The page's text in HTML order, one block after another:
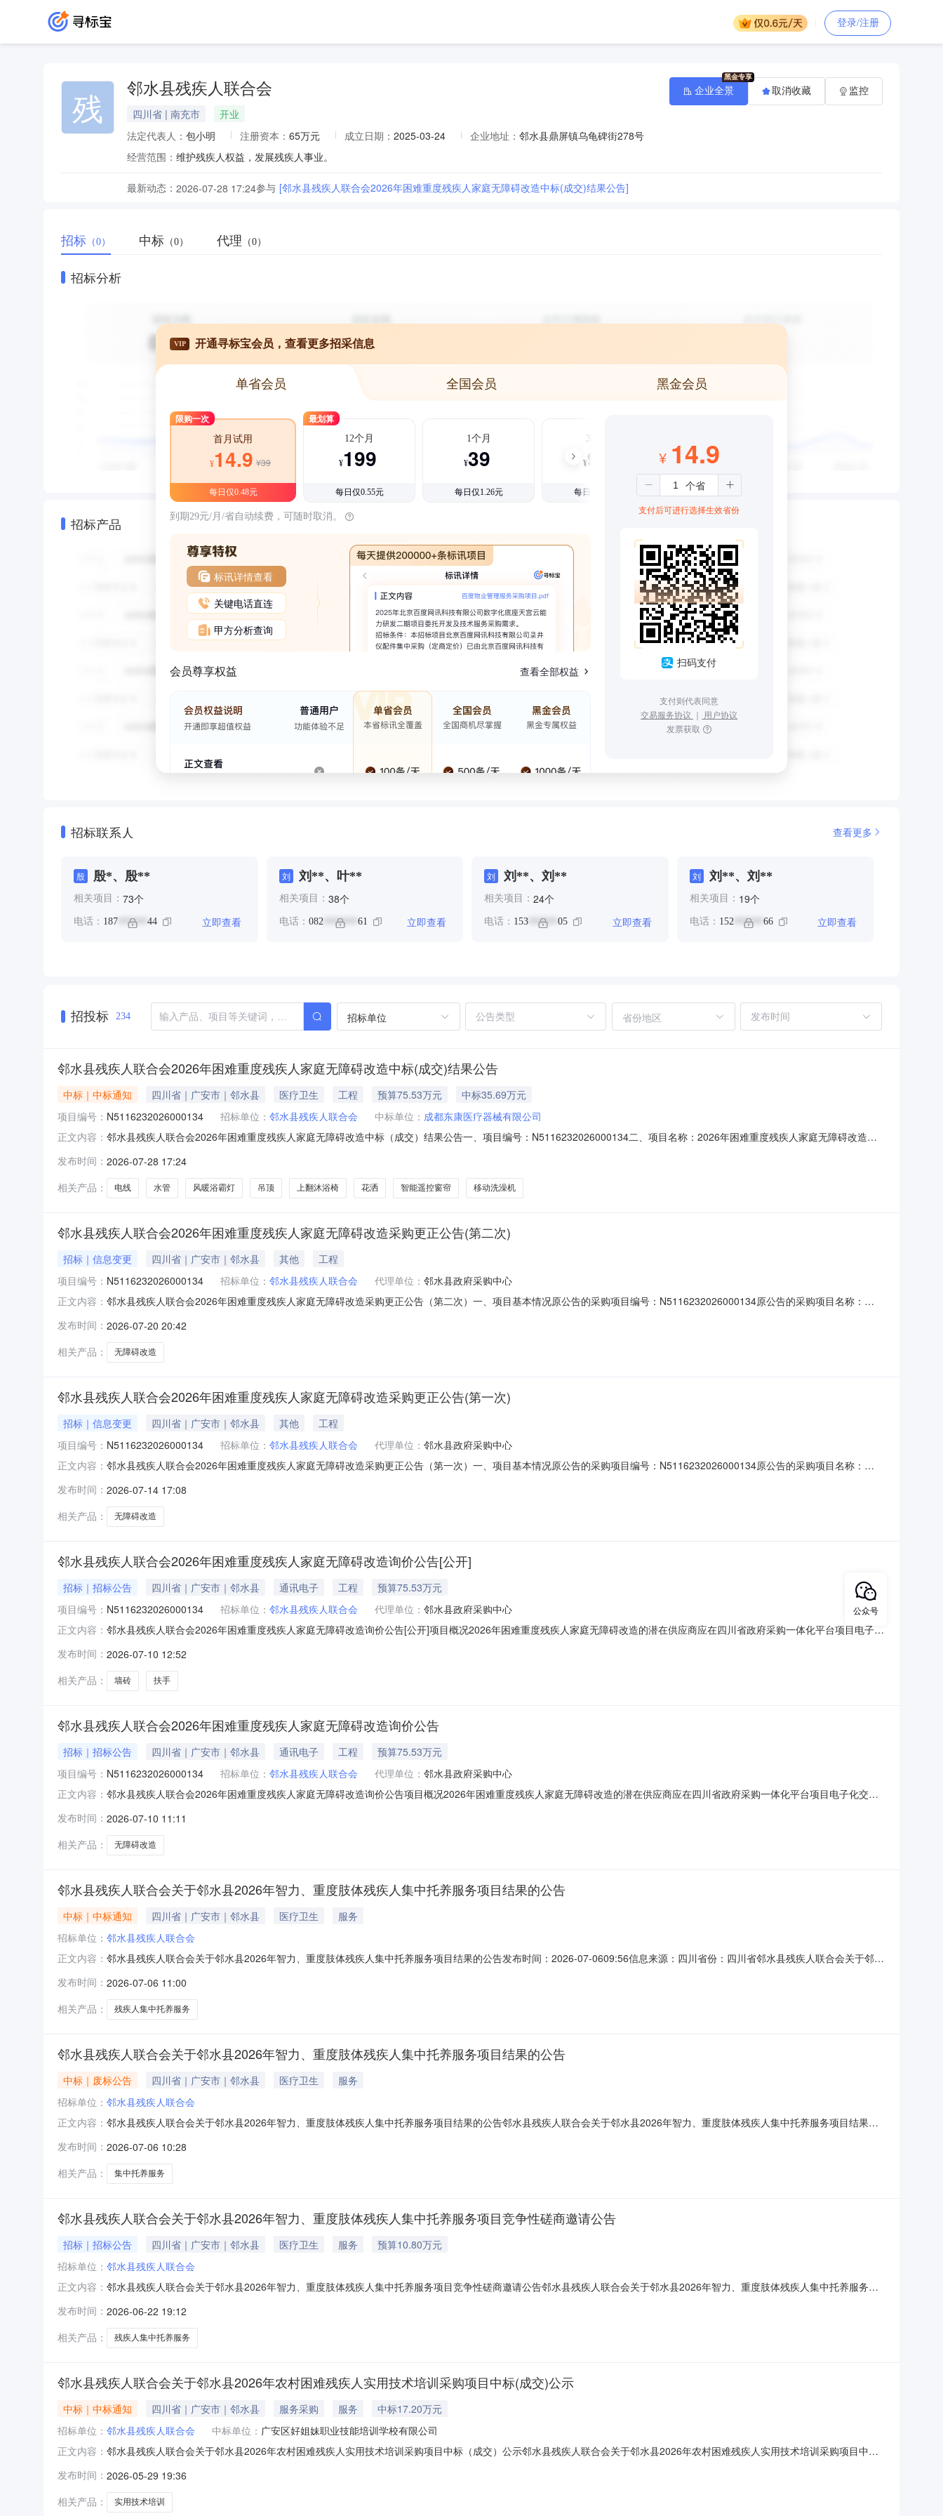
登录/注册
残 邻水县残疾人联合会
四川省 | 南充市
开业
法定代表人： 包小明 注册资本： 65万元 成立日期： 2025-03-24 企业地址： 邻水县鼎屏镇乌龟碑街278号
经营范围： 维护残疾人权益，发展残疾人事业。
最新动态： 2026-07-28 17:24参与 [邻水县残疾人联合会2026年困难重度残疾人家庭无障碍改造中标(成交)结果公告]
企业全景 取消收藏 监控
招标 （0） 中标 （0） 代理 （0）
招标分析
招标产品
VIP 开通寻标宝会员，查看更多招采信息
单省会员 全国会员 黑金会员
限购一次
首月试用
¥14.9 ¥39
每日仅0.48元
最划算
12个月
¥199
每日仅0.55元
1个月
¥39
每日仅1.26元
3个月
¥99
每日仅1.08元
到期29元/月/省自动续费，可随时取消。
标讯详情查看
关键电话直连
甲方分析查询
会员尊享权益 查看全部权益
¥ 14.9
支付后可进行选择生效省份
扫码支付
支付则代表同意
交易服务协议 ｜ 用户协议
发票获取
招标联系人 查看更多
殷 殷*、殷**
相关项目： 73个
电话： 187 ****** 44 立即查看
刘 刘**、叶**
相关项目： 38个
电话： 082******* 61 立即查看
刘 刘**、刘**
相关项目： 24个
电话： 153 ****** 05 立即查看
刘 刘**、刘**
相关项目： 19个
电话： 152****** 66 立即查看
招投标 234 招标单位 省份地区
邻水县残疾人联合会2026年困难重度残疾人家庭无障碍改造中标(成交)结果公告
中标｜中标通知 四川省｜广安市｜邻水县 医疗卫生 工程 预算75.53万元
中标35.69万元
项目编号： N5116232026000134 招标单位： 邻水县残疾人联合会 中标单位： 成都东康医疗器械有限公司
正文内容： 邻水县残疾人联合会2026年困难重度残疾人家庭无障碍改造中标（成交）结果公告一、项目编号：N5116232026000134二、项目名称：2026年困难重度残疾人家庭无障碍改造
1(合同包一):货物类（成都东康医疗器械有限公司）品目编号品目名称采购标的品牌规格型号数量（单位）单价(元)A02061999A02061999其他照明设备风暖浴霸灯知心
发布时间： 2026-07-28 17:24
相关产品：
电线 水管 风暖浴霸灯 吊顶 上翻沐浴椅 花洒 智能遥控窗帘 移动洗澡机
邻水县残疾人联合会2026年困难重度残疾人家庭无障碍改造采购更正公告(第二次)
招标｜信息变更 四川省｜广安市｜邻水县 其他
工程
项目编号： N5116232026000134 招标单位： 邻水县残疾人联合会 代理单位： 邻水县政府采购中心
正文内容： 邻水县残疾人联合会2026年困难重度残疾人家庭无障碍改造采购更正公告（第二次）一、项目基本情况原公告的采购项目编号：N5116232026000134原公告的采购项目名称：
取采购文件结束日期：2026-07-21，更正为：2026-07-24。原公告的响应文件提交截止时间：2026-07-2209:00:00，更正为：2026-07-2709:00:
发布时间： 2026-07-20 20:42
相关产品：
无障碍改造
邻水县残疾人联合会2026年困难重度残疾人家庭无障碍改造采购更正公告(第一次)
招标｜信息变更 四川省｜广安市｜邻水县 其他
工程
项目编号： N5116232026000134 招标单位： 邻水县残疾人联合会 代理单位： 邻水县政府采购中心
正文内容： 邻水县残疾人联合会2026年困难重度残疾人家庭无障碍改造采购更正公告（第一次）一、项目基本情况原公告的采购项目编号：N5116232026000134原公告的采购项目名称：
取采购文件结束日期：2026-07-15，更正为：2026-07-21。原公告的响应文件提交截止时间：2026-07-1609:00:00，更正为：2026-07-2209:00:
发布时间： 2026-07-14 17:08
相关产品：
无障碍改造
邻水县残疾人联合会2026年困难重度残疾人家庭无障碍改造询价公告[公开]
招标｜招标公告 四川省｜广安市｜邻水县 通讯电子 工程
预算75.53万元
项目编号： N5116232026000134 招标单位： 邻水县残疾人联合会 代理单位： 邻水县政府采购中心
正文内容： 邻水县残疾人联合会2026年困难重度残疾人家庭无障碍改造询价公告[公开]项目概况2026年困难重度残疾人家庭无障碍改造的潜在供应商应在四川省政府采购一体化平台项目电子化
项目基本情况项目编号：N5116232026000134项目名称：2026年困难重度残疾人家庭无障碍改造采购方式：询价预算金额：755,270.00元采购需求：详见采购需求附件合同履
发布时间： 2026-07-10 12:52
相关产品：
墙砖 扶手
邻水县残疾人联合会2026年困难重度残疾人家庭无障碍改造询价公告
招标｜招标公告 四川省｜广安市｜邻水县 通讯电子 工程
预算75.53万元
项目编号： N5116232026000134 招标单位： 邻水县残疾人联合会 代理单位： 邻水县政府采购中心
正文内容： 邻水县残疾人联合会2026年困难重度残疾人家庭无障碍改造询价公告项目概况2026年困难重度残疾人家庭无障碍改造的潜在供应商应在四川省政府采购一体化平台项目电子化交易
基本情况项目编号：N5116232026000134项目名称：2026年困难重度残疾人家庭无障碍改造采购方式：询价预算金额：755,270.00元采购需求：详见采购需求附件合同履行期限：
发布时间： 2026-07-10 11:11
相关产品：
无障碍改造
邻水县残疾人联合会关于邻水县2026年智力、重度肢体残疾人集中托养服务项目结果的公告
中标｜中标通知 四川省｜广安市｜邻水县 医疗卫生
服务
招标单位： 邻水县残疾人联合会
正文内容： 邻水县残疾人联合会关于邻水县2026年智力、重度肢体残疾人集中托养服务项目结果的公告发布时间：2026-07-0609:56信息来源：四川省份：四川省邻水县残疾人联合会关于邻水
项目采购任务。三、其他补充事宜：无。四、凡对本次公告内容提出询问，请按以下方式联系。名称：邻水县残疾人联合会地址：邻水县鼎屏镇乌龟碑街278号联系方式：0826-
8865861邻水
发布时间： 2026-07-06 11:00
相关产品：
残疾人集中托养服务
邻水县残疾人联合会关于邻水县2026年智力、重度肢体残疾人集中托养服务项目结果的公告
中标｜废标公告 四川省｜广安市｜邻水县 医疗卫生
服务
招标单位： 邻水县残疾人联合会
正文内容： 邻水县残疾人联合会关于邻水县2026年智力、重度肢体残疾人集中托养服务项目结果的公告邻水县残疾人联合会关于邻水县2026年智力、重度肢体残疾人集中托养服务项目结果的
内容提出询问，请按以下方式联系。名称：邻水县残疾人联合会地址：邻水县鼎屏镇乌龟碑街278号联系方式：0826-8865861邻水县残疾人联合会2026年7月3日附件下载：挂网竞
争性磋商公告集中托
发布时间： 2026-07-06 10:28
相关产品：
集中托养服务
邻水县残疾人联合会关于邻水县2026年智力、重度肢体残疾人集中托养服务项目竞争性磋商邀请公告
招标｜招标公告 四川省｜广安市｜邻水县 医疗卫生 服务
预算10.80万元
招标单位： 邻水县残疾人联合会
正文内容： 邻水县残疾人联合会关于邻水县2026年智力、重度肢体残疾人集中托养服务项目竞争性磋商邀请公告邻水县残疾人联合会关于邻水县2026年智力、重度肢体残疾人集中托养服务项
项目的磋商。一、采购项目基本情况1、采购项目名称：邻水县2026年智力、重度肢体残疾人集中托养服务项目。2、采购人：邻水县残疾人联合会。二、资金情况资金来源及金
额：财政资金，预算最高限价1080
发布时间： 2026-06-22 19:12
相关产品：
残疾人集中托养服务
邻水县残疾人联合会关于邻水县2026年农村困难残疾人实用技术培训采购项目中标(成交)公示
中标｜中标通知 四川省｜广安市｜邻水县 服务采购 服务
中标17.20万元
招标单位： 邻水县残疾人联合会 中标单位： 广安区好姐妹职业技能培训学校有限公司
正文内容： 邻水县残疾人联合会关于邻水县2026年农村困难残疾人实用技术培训采购项目中标（成交）公示邻水县残疾人联合会关于邻水县2026年农村困难残疾人实用技术培训采购项目中标
广安市广安区中桥街道凌云东路578号5幢407、408号中标（成交）金额：172000元（大写：壹拾柒万贰仟元整）元。三、主要标的信息服务类名称：邻水县2026年农村困难残疾
人实用技术培训其他详
发布时间： 2026-05-29 19:36
相关产品：
实用技术培训
公众号